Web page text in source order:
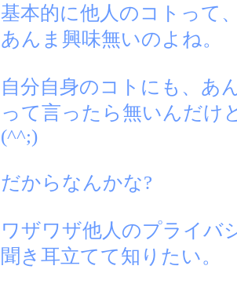
基本的に他人のコトって
あんま興味無いのよね。
自分自身のコトにも、あ
って言ったら無いんだけ
(^^;)
だからなんかな?
ワザワザ他人のプライバ
聞き耳立てて知りたい。